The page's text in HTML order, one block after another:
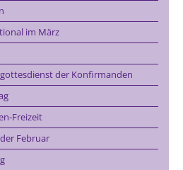
im März
der Konfirmanden
Freizeit
Februar